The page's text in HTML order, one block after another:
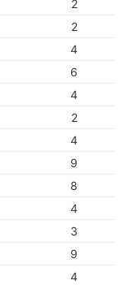
2
2
4
6
4
2
4
9
8
4
3
9
4